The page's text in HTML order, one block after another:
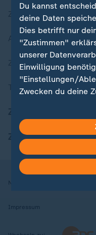
Zuletzt veröffentlicht
Aktuelle Sendungs-
ZDFheute Stories
Themen im Überblick
ZDFheute Apps
Nutzungsbedingungen
Impressum
Du kannst
deine Daten
Dies betrifft nur
"Zustimmen"
unserer
Einwilligung
"Einstellungen/
Zwecken du deine
in deinen
Hier findest du das
Weitere